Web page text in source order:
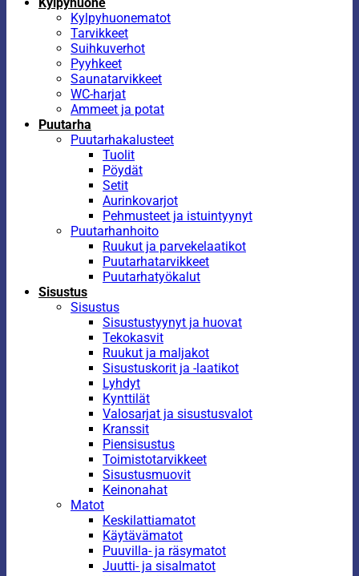
Kylpyhuonematot
Tarvikkeet
Suihkuverhot
Pyyhkeet
Saunatarvikkeet
WC-harjat
Ammeet ja potat
Puutarha
Puutarhakalusteet
Tuolit
Pöydät
Setit
Aurinkovarjot
Pehmusteet ja istuintyynyt
Puutarhanhoito
Ruukut ja parvekelaatikot
Puutarhatarvikkeet
Puutarhatyökalut
Sisustus
Sisustus
Sisustustyynyt ja huovat
Tekokasvit
Ruukut ja maljakot
Sisustuskorit ja -laatikot
Lyhdyt
Kynttilät
Valosarjat ja sisustusvalot
Kranssit
Piensisustus
Toimistotarvikkeet
Sisustusmuovit
Keinonahat
Matot
Keskilattiamatot
Käytävämatot
Puuvilla- ja räsymatot
Juutti- ja sisalmatot